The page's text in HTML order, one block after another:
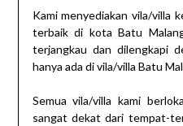
Kami menyediakan vila/villa
terbaik di kota Batu
terjangkau dan dilengkapi
hanya ada di vila/villa Batu
Semua vila/villa kami
sangat dekat dari tempat-